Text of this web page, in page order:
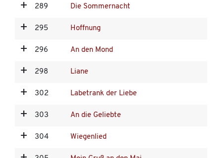
289 Die Sommernacht
295 Hoffnung
296 An den Mond
298 Liane
302 Labetrank der Liebe
303 An die Geliebte
304 Wiegenlied